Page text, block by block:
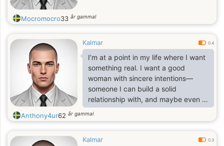
Mocromocro33 år gammal
Kalmar 0.4
I’m at a point in my life where I want
something real. I want a good
woman with sincere intentions—
someone I can build a solid
relationship with, and maybe even a
marriage. I want to spend my
retirement years happy, peaceful,
side. Someone I can grow with,
Anthony4ur62 år gammal
Kalmar 0.3